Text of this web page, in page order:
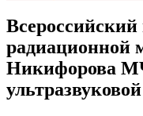
Всероссийский
Никифорова